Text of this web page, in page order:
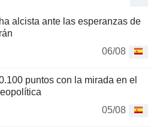
alcista ante las esperanzas de
06/08
puntos con la mirada en el
05/08